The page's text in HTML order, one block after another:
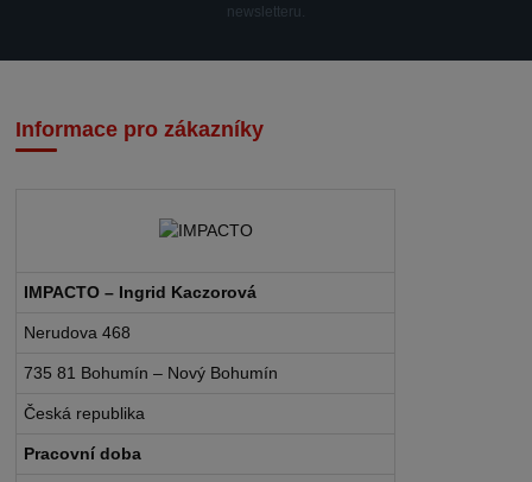
newsletteru.
Informace pro zákazníky
IMPACTO – Ingrid Kaczorová
Nerudova 468
735 81 Bohumín – Nový Bohumín
Česká republika
Pracovní doba